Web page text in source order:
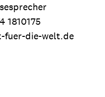
1810175
fuer-die-welt.de